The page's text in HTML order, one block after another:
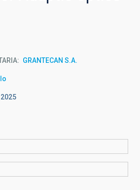
GRANTECAN S.A.
2025